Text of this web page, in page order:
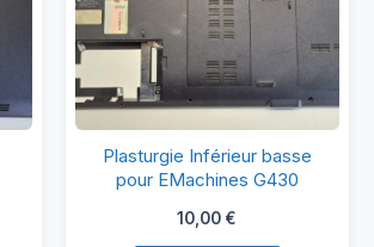
Plasturgie
Inférieur
basse
Plasturgie Inférieur basse
pour EMachines G430
10,00 €